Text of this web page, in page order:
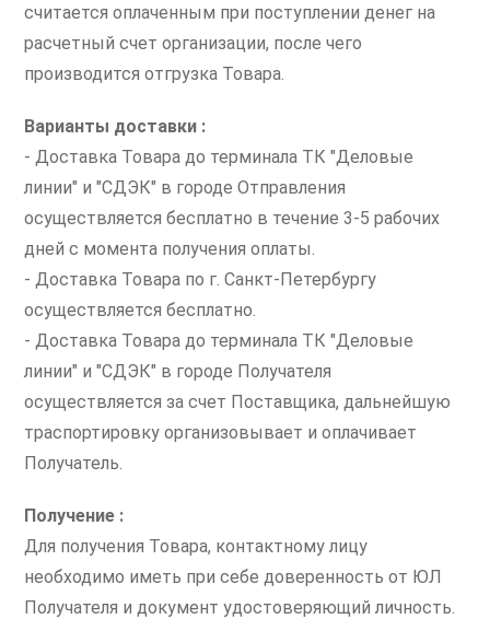
считается оплаченным при поступлении денег на
расчетный счет организации, после чего
производится отгрузка Товара.
Варианты доставки :
- Доставка Товара до терминала ТК "Деловые
линии" и "СДЭК" в городе Отправления
осуществляется бесплатно в течение 3-5 рабочих
дней с момента получения оплаты.
- Доставка Товара по г. Санкт-Петербургу
осуществляется бесплатно.
- Доставка Товара до терминала ТК "Деловые
линии" и "СДЭК" в городе Получателя
осуществляется за счет Поставщика, дальнейшую
траспортировку организовывает и оплачивает
Получатель.
Получение :
Для получения Товара, контактному лицу
необходимо иметь при себе доверенность от ЮЛ
Получателя и документ удостоверяющий личность.